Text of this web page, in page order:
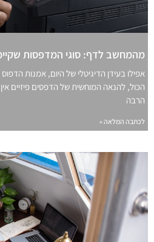
מהמחשב לדף: סוגי המדפסות
אפילו בעידן הדיגיטלי של היום, אמנות
הכול, להנאה המוחשית של הדפסים פיזיים
הרבה
לכתבה המלאה »